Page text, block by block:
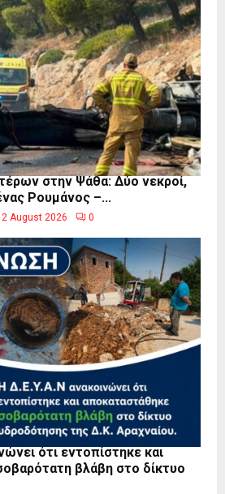
στην Ψάθα: Δύο νεκροί,
Ρουμάνος –...
2 August 2026 0
ότι εντοπίστηκε και
βλάβη στο δίκτυο